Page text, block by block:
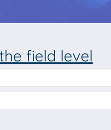
field level